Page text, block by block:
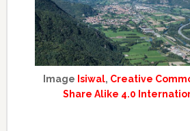
Image Isiwal, Creative
Share Alike 4.0